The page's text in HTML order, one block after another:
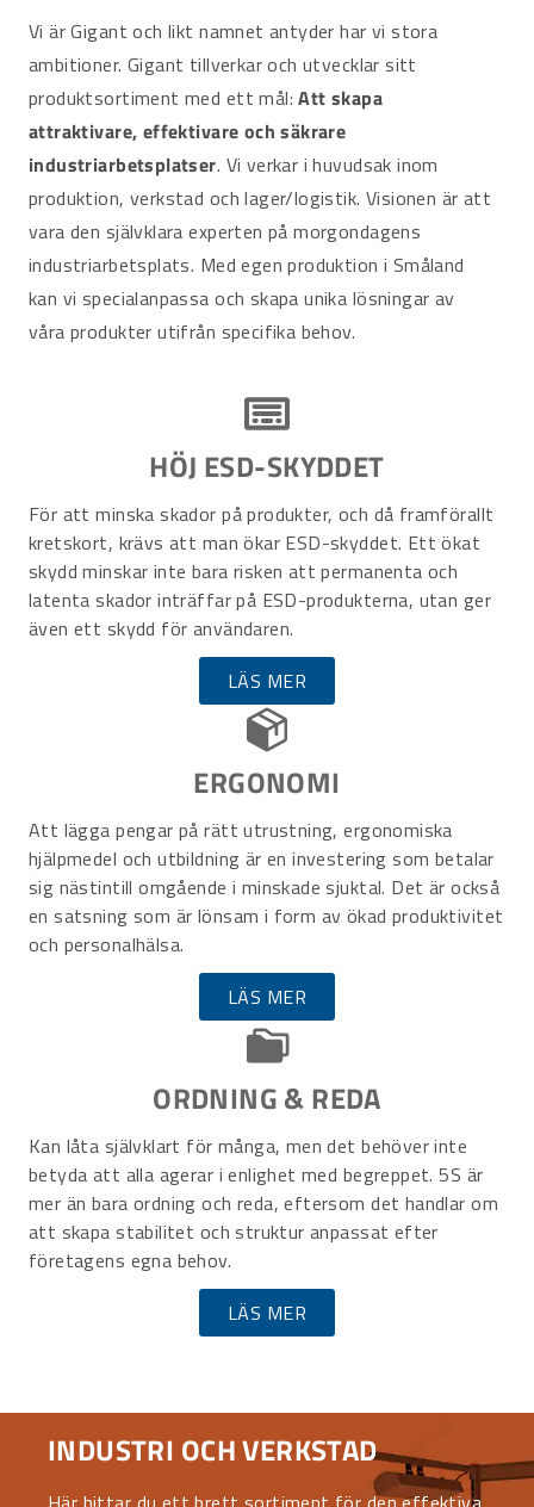
Vi är Gigant och likt namnet antyder har vi stora
ambitioner. Gigant tillverkar och utvecklar sitt
produktsortiment med ett mål:Att skapa
attraktivare, effektivare och säkrare
industriarbetsplatser. Vi verkar i huvudsak inom
produktion, verkstad och lager/logistik. Visionen är att
vara den självklara experten på morgondagens
industriarbetsplats. Med egen produktion i Småland
kan vi specialanpassa och skapa unika lösningar av
våra produkter utifrån specifika behov.
HÖJ ESD-SKYDDET
För att minska skador på produkter, och då framförallt
kretskort, krävs att man ökar ESD-skyddet. Ett ökat
skydd minskar inte bara risken att permanenta och
latenta skador inträffar på ESD-produkterna, utan ger
även ett skydd för användaren.
LÄS MER
ERGONOMI
Att lägga pengar på rätt utrustning, ergonomiska
hjälpmedel och utbildning är en investering som betalar
sig nästintill omgående i minskade sjuktal. Det är också
en satsning som är lönsam i form av ökad produktivitet
och personalhälsa.
LÄS MER
ORDNING & REDA
Kan låta självklart för många, men det behöver inte
betyda att alla agerar i enlighet med begreppet. 5S är
mer än bara ordning och reda, eftersom det handlar om
att skapa stabilitet och struktur anpassat efter
företagens egna behov.
LÄS MER
INDUSTRI OCH VERKSTAD